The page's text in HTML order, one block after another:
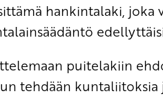
hankintalaki,
puitelakiin
tehdään